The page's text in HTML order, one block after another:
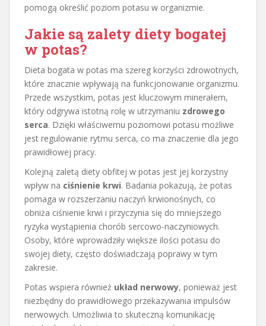
pomogą określić poziom potasu w organizmie.
Jakie są zalety diety bogatej
w potas?
Dieta bogata w potas ma szereg korzyści zdrowotnych,
które znacznie wpływają na funkcjonowanie organizmu.
Przede wszystkim, potas jest kluczowym minerałem,
który odgrywa istotną rolę w utrzymaniu zdrowego
serca. Dzięki właściwemu poziomowi potasu możliwe
jest regulowanie rytmu serca, co ma znaczenie dla jego
prawidłowej pracy.
Kolejną zaletą diety obfitej w potas jest jej korzystny
wpływ na ciśnienie krwi. Badania pokazują, że potas
pomaga w rozszerzaniu naczyń krwionośnych, co
obniża ciśnienie krwi i przyczynia się do mniejszego
ryzyka wystąpienia chorób sercowo-naczyniowych.
Osoby, które wprowadziły większe ilości potasu do
swojej diety, często doświadczają poprawy w tym
zakresie.
Potas wspiera również układ nerwowy, ponieważ jest
niezbędny do prawidłowego przekazywania impulsów
nerwowych. Umożliwia to skuteczną komunikację